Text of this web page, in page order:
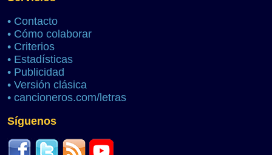
• Contacto
• Cómo colaborar
• Criterios
• Estadísticas
• Publicidad
• Versión clásica
• cancioneros.com/letras
Síguenos